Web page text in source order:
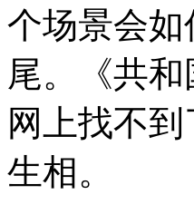
个场景会
尾。《共
网上找不
生相。